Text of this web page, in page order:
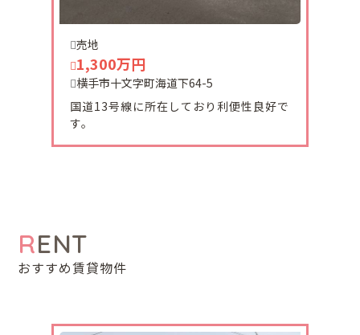
2023-12-12
当社、ホームページを新しくしました。
ます。
2023-12-07
ぜひご検討ください。
売地
1,300万円
横手市十文字町海道下64-5
国道13号線に所在しており利便性良好で
す。
RENT
おすすめ賃貸物件